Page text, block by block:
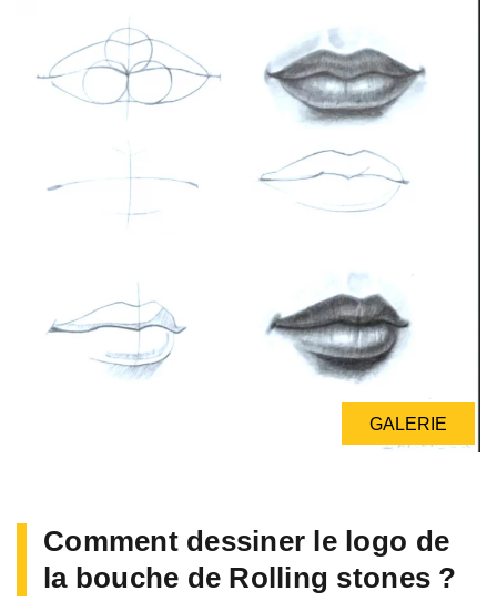
GALERIE
Comment dessiner le logo de
la bouche de Rolling stones ?